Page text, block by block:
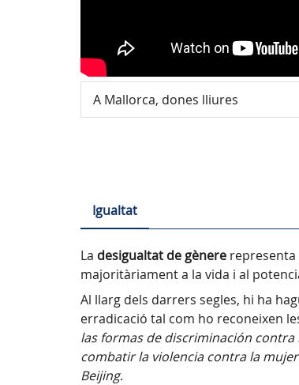
A Mallorca, dones lliures
Igualtat
La desigualtat de gènere
majoritàriament a la vida i al
Al llarg dels darrers segles, hi ha
erradicació tal com ho reconeixen
las formas de discriminación contra
combatir la violencia contra la mujer
Beijing.